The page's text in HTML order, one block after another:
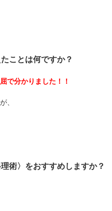
ことは何ですか？
で分かりました！！
、
術〉をおすすめしますか？